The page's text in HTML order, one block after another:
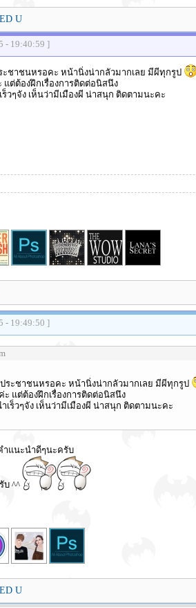
U
- 19:40:59 ]
ะชาชนหรอคะ หน้านิ่งน่ากลัวมากเลย มีผีทุกรูป
ต่ต้องฝึกเรื่องการติดต่อนิสนึง
วๆจัง เห็นว่ามีเมืองผี น่าสนุก ติดตามนะคะ
- 19:49:50 ]
ระชาชนหรอคะ หน้านิ่งน่ากลัวมากเลย มีผีทุกรูป
แต่ต้องฝึกเรื่องการติดต่อนิสนึง
เร็วๆจัง เห็นว่ามีเมืองผี น่าสนุก ติดตามนะคะ
แนะนำดีๆนะครับ
บ ^^
U